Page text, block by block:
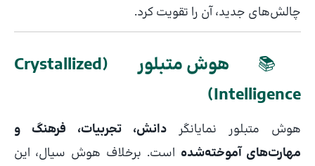
چالش‌های جدید، آن را تقویت کرد.
📚
هوش متبلور (Crystallized
Intelligence)
هوش متبلور نمایانگر دانش، تجربیات، فرهنگ و
مهارت‌های آموخته‌شده است. برخلاف هوش سیال، این